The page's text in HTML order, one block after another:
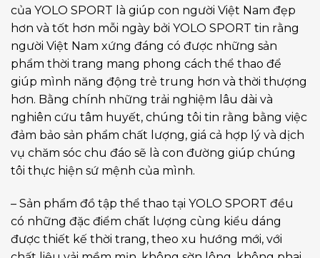
của YOLO SPORT là giúp con người Việt Nam đẹp
hơn và tốt hơn mỗi ngày bởi YOLO SPORT tin rằng
người Việt Nam xứng đáng có được những sản
phẩm thời trang mang phong cách thể thao để
giúp mình năng động trẻ trung hơn và thời thượng
hơn. Bằng chính những trải nghiệm lâu dài và
nghiên cứu tâm huyết, chúng tôi tin rằng bằng việc
đảm bảo sản phẩm chất lượng, giá cả hợp lý và dịch
vụ chăm sóc chu đáo sẽ là con đường giúp chúng
tôi thực hiện sứ mệnh của mình.
– Sản phẩm đồ tập thể thao tại YOLO SPORT đều
có những đặc điểm chất lượng cùng kiểu dáng
được thiết kế thời trang, theo xu hướng mới, với